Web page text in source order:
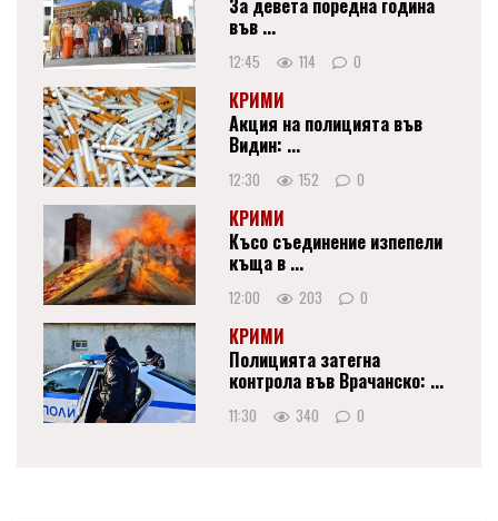
За девета поредна година
във ...
12:45 114 0
КРИМИ
Акция на полицията във
Видин: ...
12:30 152 0
КРИМИ
Късо съединение изпепели
къща в ...
12:00 203 0
КРИМИ
Полицията затегна
контрола във Врачанско: ...
11:30 340 0